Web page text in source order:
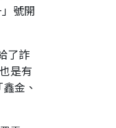
號開
了詐
是有
金、